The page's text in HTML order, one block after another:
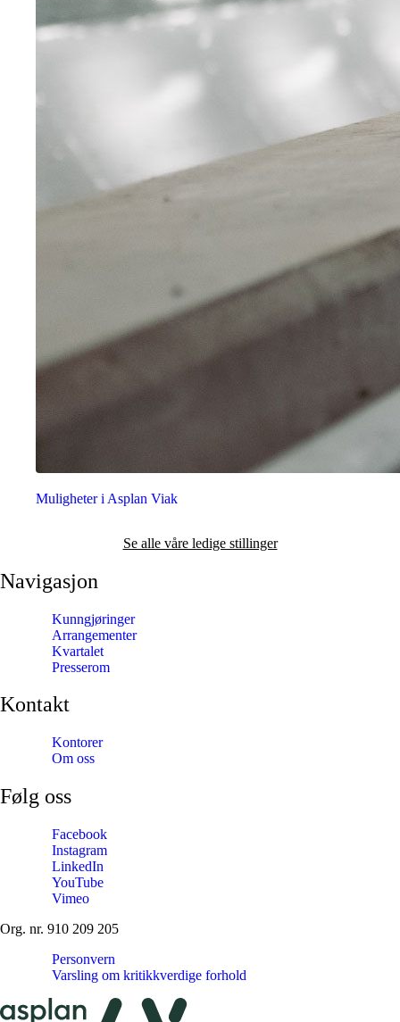
Muligheter i Asplan Viak
Se alle våre ledige stillinger
Navigasjon
Kunngjøringer
Arrangementer
Kvartalet
Presserom
Kontakt
Kontorer
Om oss
Følg oss
Facebook
Instagram
LinkedIn
YouTube
Vimeo
Org. nr. 910 209 205
Personvern
Varsling om kritikkverdige forhold